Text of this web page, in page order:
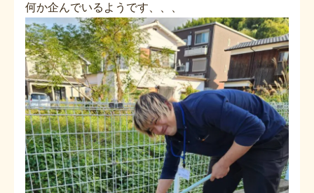
何か企んでいるようです、、、